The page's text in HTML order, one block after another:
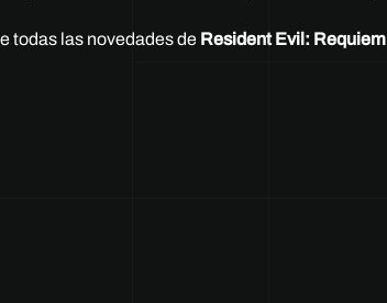
todas las novedades de Resident Evil: Requiem